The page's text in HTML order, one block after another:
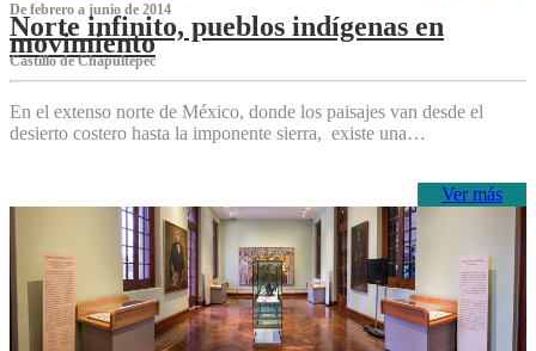
De febrero a junio de 2014
Norte infinito, pueblos indígenas en
movimiento
Castillo de Chapultepec
En el extenso norte de México, donde los paisajes van desde el
desierto costero hasta la imponente sierra, existe una…
Ver más